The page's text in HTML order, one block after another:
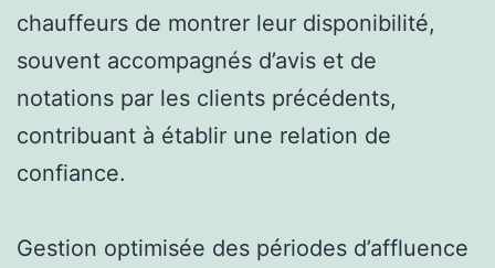
chauffeurs de montrer leur disponibilité,
souvent accompagnés d’avis et de
notations par les clients précédents,
contribuant à établir une relation de
confiance.
Gestion optimisée des périodes d’affluence